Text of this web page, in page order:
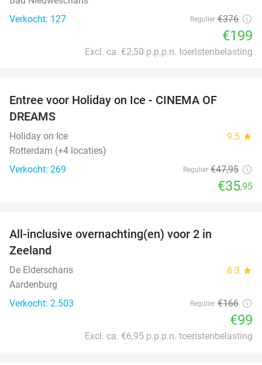
Verkocht: 127
Regulier €376
€199
Excl. ca. €2,50 p.p.p.n. toeristenbelasting
Entree voor Holiday on Ice - CINEMA OF
DREAMS
Holiday on Ice 9.5 star
Rotterdam (+4 locaties)
Verkocht: 269
Regulier €47,95
€35,95
All-inclusive overnachting(en) voor 2 in
Zeeland
De Elderschans 8.3 star
Aardenburg
Verkocht: 2.503
Regulier €166
€99
Excl. ca. €6,95 p.p.p.n. toeristenbelasting